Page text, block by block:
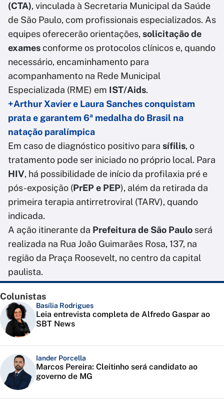
(CTA), vinculada à Secretaria Municipal da Saúde
de São Paulo, com profissionais especializados. As
equipes oferecerão orientações, solicitação de
examesconforme os protocolos clínicos e, quando
necessário, encaminhamento para
acompanhamento na Rede Municipal
Especializada (RME) em IST/Aids.
+Arthur Xavier e Laura Sanches conquistam
prata e garantem 6ª medalha do Brasil na
natação paralímpica
Em caso de diagnóstico positivo para sífilis, o
tratamento pode ser iniciado no próprio local. Para
HIV, há possibilidade de início da profilaxia pré e
pós-exposição (PrEP e PEP), além da retirada da
primeira terapia antirretroviral (TARV), quando
indicada.
A ação itinerante da Prefeitura de São Paulo será
realizada na Rua João Guimarães Rosa, 137, na
região da Praça Roosevelt, no centro da capital
paulista.
Colunistas
Basília Rodrigues
Leia entrevista completa de Alfredo Gaspar ao
SBT News
Iander Porcella
Marcos Pereira: Cleitinho será candidato ao
governo de MG